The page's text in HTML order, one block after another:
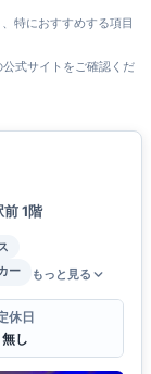
特におすすめする項目
式サイトをご確認くだ
1階
ー もっと見る
休日
無し